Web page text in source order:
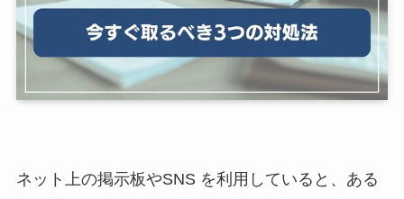
ネット上の掲示板やSNS を利用していると、ある